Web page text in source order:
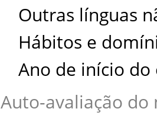
Outras línguas
Hábitos e
Ano de início
Auto-avaliação